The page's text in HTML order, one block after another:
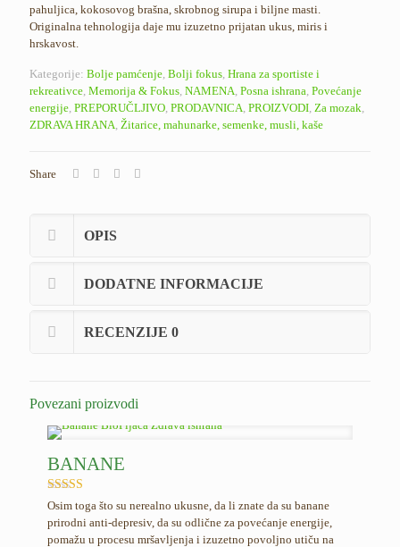
pahuljica, kokosovog brašna, skrobnog sirupa i biljne masti.
Originalna tehnologija daje mu izuzetno prijatan ukus, miris i
hrskavost.
Kategorije: Bolje pamćenje, Bolji fokus, Hrana za sportiste i
rekreativce, Memorija & Fokus, NAMENA, Posna ishrana, Povećanje
energije, PREPORUČLJIVO, PRODAVNICA, PROIZVODI, Za mozak,
ZDRAVA HRANA, Žitarice, mahunarke, semenke, musli, kaše
Share
OPIS
DODATNE INFORMACIJE
RECENZIJE 0
Povezani proizvodi
BANANE
Ocenjeno
5.00
od 5
Osim toga što su nerealno ukusne, da li znate da su banane
prirodni anti-depresiv, da su odlične za povećanje energije,
pomažu u procesu mršavljenja i izuzetno povoljno utiču na